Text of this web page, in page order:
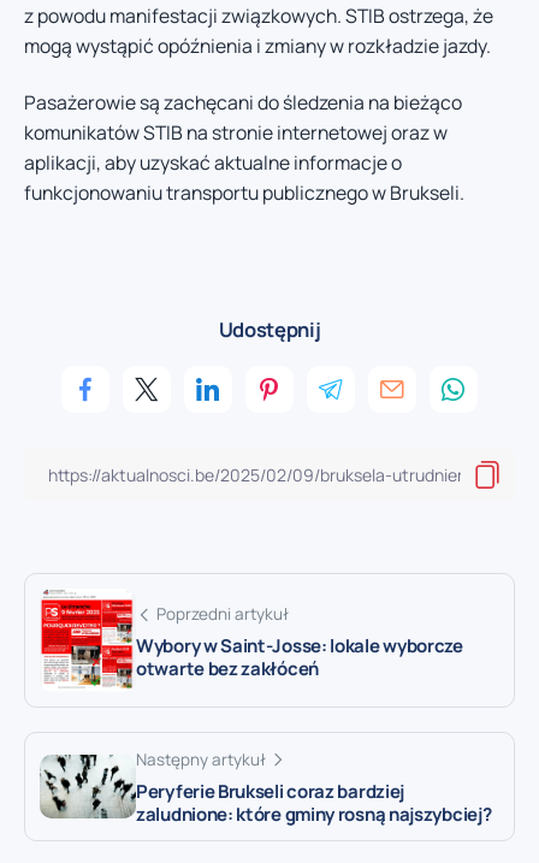
z powodu manifestacji związkowych. STIB ostrzega, że
mogą wystąpić opóźnienia i zmiany w rozkładzie jazdy.
Pasażerowie są zachęcani do śledzenia na bieżąco
komunikatów STIB na stronie internetowej oraz w
aplikacji, aby uzyskać aktualne informacje o
funkcjonowaniu transportu publicznego w Brukseli.
Udostępnij
Poprzedni artykuł
Wybory w Saint-Josse: lokale wyborcze
otwarte bez zakłóceń
Następny artykuł
Peryferie Brukseli coraz bardziej
zaludnione: które gminy rosną najszybciej?